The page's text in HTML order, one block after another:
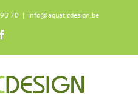
70 | info@aquaticdesign.be